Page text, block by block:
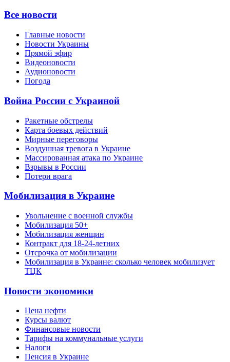
Все новости
Главные новости
Новости Украины
Прямой эфир
Видеоновости
Аудионовости
Погода
Война России с Украиной
Ракетные обстрелы
Карта боевых действий
Мирные переговоры
Воздушная тревога в Украине
Массированная атака по Украине
Взрывы в России
Потери врага
Мобилизация в Украине
Увольнение с военной службы
Мобилизация 50+
Мобилизация женщин
Контракт для 18-24-летних
Отсрочка от мобилизации
Мобилизация в Украине: сколько человек мобилизует
ТЦК
Новости экономики
Цена нефти
Курсы валют
Финансовые новости
Тарифы на коммунальные услуги
Налоги
Пенсия в Украине